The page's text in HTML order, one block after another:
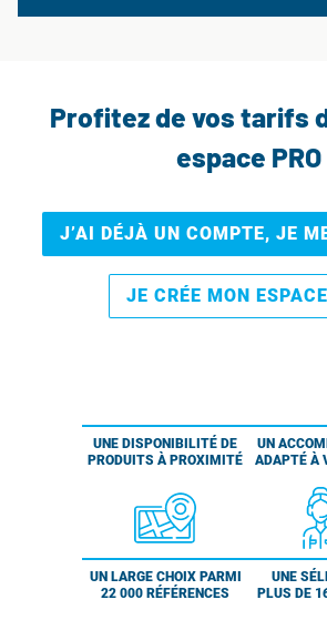
Profitez de vos tarifs
espace PRO
J’AI DÉJÀ UN COMPTE, JE
JE CRÉE MON
UNE DISPONIBILITÉ DE
PRODUITS À PROXIMITÉ
UN
ADAPTÉ À
UN LARGE CHOIX PARMI
22 000 RÉFÉRENCES
UNE
PLUS DE